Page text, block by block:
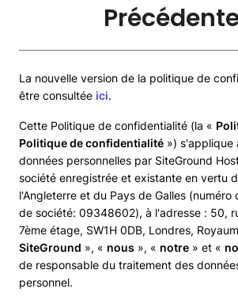
La nouvelle version de la politique de
être consultée ici.
Cette Politique de confidentialité (la «
Politique de confidentialité ») s'applique
données personnelles par SiteGround
société enregistrée et existante en vertu
l'Angleterre et du Pays de Galles (numéro
de société: 09348602), à l'adresse : 50,
7ème étage, SW1H 0DB, Londres,
SiteGround », « nous », « notre » et «
de responsable du traitement des
personnel.